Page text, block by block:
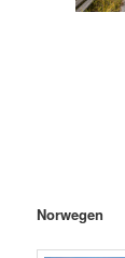
Norwegen